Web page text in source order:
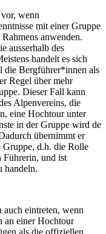
wenn
mit einer Gruppe
anwenden.
ausserhalb des
handelt es sich
die Bergführer*innen als
Regel über mehr
Dieser Fall kann
Alpenvereins, die
eine Hochtour unter
in der Gruppe wird de
übernimmt er
d.h. die Rolle
Führerin, und ist
handeln.
eintreten, wenn
an einer Hochtour
als die offiziellen